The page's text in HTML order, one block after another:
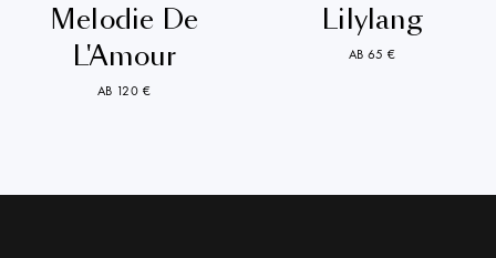
Melodie De
L'Amour
AB 120 €
Lilylang
AB 65 €